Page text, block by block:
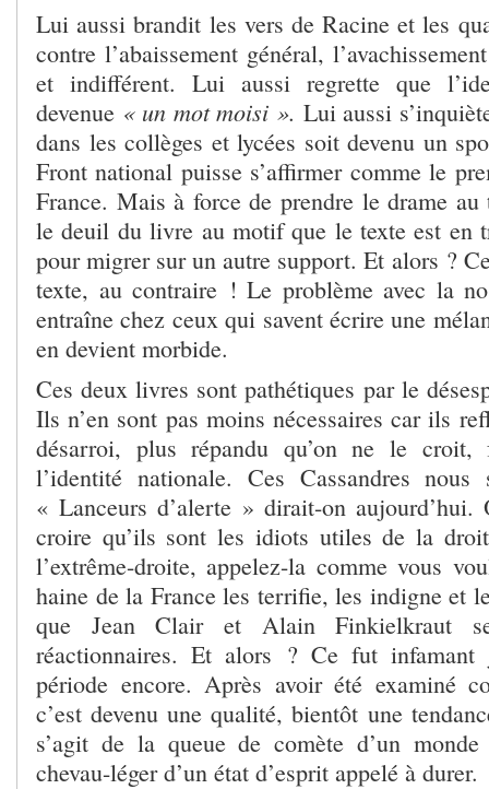
Lui aussi brandit les vers de Racine et les
contre l’abaissement général,
et indifférent. Lui aussi regrette que
devenue « un mot moisi ». Lui aussi
dans les collèges et lycées soit devenu un
Front national puisse s’affirmer comme le
France. Mais à force de prendre le drame
le deuil du livre au motif que le texte est en
pour migrer sur un autre support. Et alors ?
texte, au contraire ! Le problème avec la
entraîne chez ceux qui savent écrire une
en devient morbide.
Ces deux livres sont pathétiques par le
Ils n’en sont pas moins nécessaires car ils
désarroi, plus répandu qu’on ne le croit,
l’identité nationale. Ces Cassandres nous
« Lanceurs d’alerte » dirait-on aujourd’hui.
croire qu’ils sont les idiots utiles de la
l’extrême-droite, appelez-la comme vous
haine de la France les terrifie, les indigne et
que Jean Clair et Alain Finkielkraut
réactionnaires. Et alors ? Ce fut infamant
période encore. Après avoir été examiné
c’est devenu une qualité, bientôt une
s’agit de la queue de comète d’un
chevau-léger d’un état d’esprit appelé à durer.